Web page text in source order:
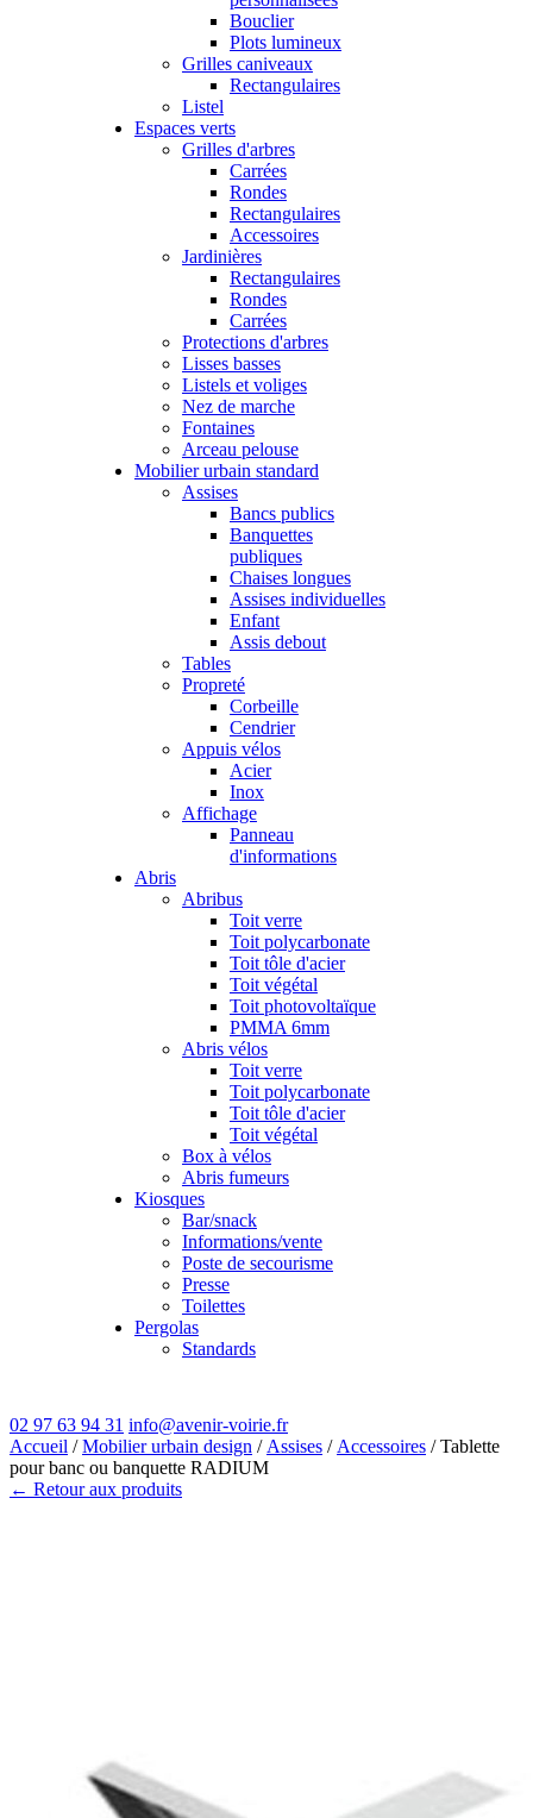
Bouclier
Plots lumineux
Grilles caniveaux
Rectangulaires
Listel
Espaces verts
Grilles d'arbres
Carrées
Rondes
Rectangulaires
Accessoires
Jardinières
Rectangulaires
Rondes
Carrées
Protections d'arbres
Lisses basses
Listels et voliges
Nez de marche
Fontaines
Arceau pelouse
Mobilier urbain standard
Assises
Bancs publics
Banquettes
publiques
Chaises longues
Assises individuelles
Enfant
Assis debout
Tables
Propreté
Corbeille
Cendrier
Appuis vélos
Acier
Inox
Affichage
Panneau
d'informations
Abris
Abribus
Toit verre
Toit polycarbonate
Toit tôle d'acier
Toit végétal
Toit photovoltaïque
PMMA 6mm
Abris vélos
Toit verre
Toit polycarbonate
Toit tôle d'acier
Toit végétal
Box à vélos
Abris fumeurs
Kiosques
Bar/snack
Informations/vente
Poste de secourisme
Presse
Toilettes
Pergolas
Standards
02 97 63 94 31 info@avenir-voirie.fr
Accueil /Mobilier urbain design / Assises / Accessoires / Tablette
pour banc ou banquette RADIUM
← Retour aux produits